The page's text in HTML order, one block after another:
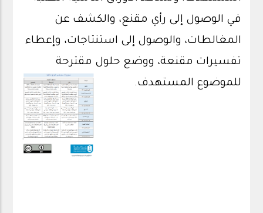
في الوصول إلى رأي مقنع، والكشف عن
المغالطات، والوصول إلى استنتاجات، وإعطاء
تفسيرات مقنعة، ووضع حلول مقترحة
للموضوع المستهدف.